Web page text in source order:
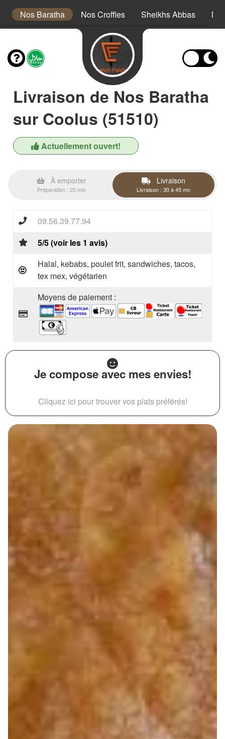
Nos Baratha Nos Croffles Sheikhs Abbas
Livraison de Nos Baratha
sur Coolus (51510)
Actuellement ouvert!
À emporter
Préparation : 20 min
Livraison
Livraison : 30 à 45 mn
09.56.39.77.94
5/5 (voir les 1 avis)
Halal, kebabs, poulet frit, sandwiches, tacos,
tex mex, végétarien
Moyens de paiement :
Je compose avec mes envies!
Cliquez ici pour trouver vos plats préférés!